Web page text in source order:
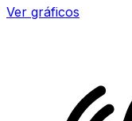
Ver gráficos